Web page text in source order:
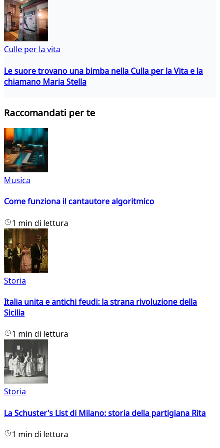
Culle per la vita
Le suore trovano una bimba nella Culla per la Vita e la
chiamano Maria Stella
Raccomandati per te
Musica
Come funziona il cantautore algoritmico
1 min di lettura
Storia
Italia unita e antichi feudi: la strana rivoluzione della
Sicilia
1 min di lettura
Storia
La Schuster’s List di Milano: storia della partigiana Rita
1 min di lettura